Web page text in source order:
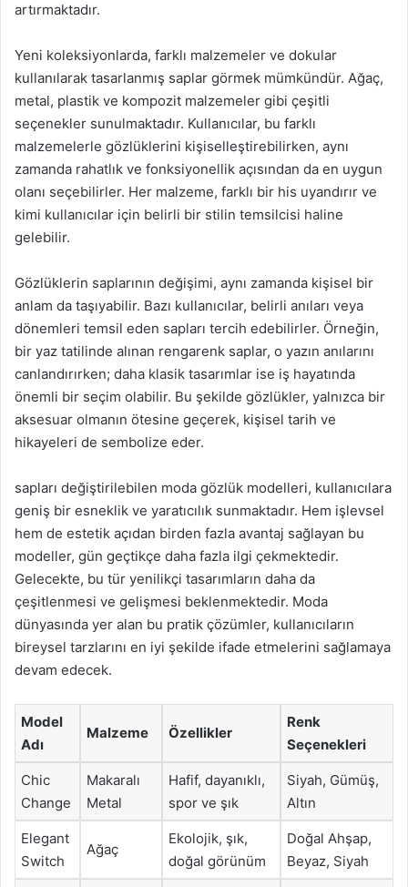
artırmaktadır.
Yeni koleksiyonlarda, farklı malzemeler ve dokular
kullanılarak tasarlanmış saplar görmek mümkündür. Ağaç,
metal, plastik ve kompozit malzemeler gibi çeşitli
seçenekler sunulmaktadır. Kullanıcılar, bu farklı
malzemelerle gözlüklerini kişiselleştirebilirken, aynı
zamanda rahatlık ve fonksiyonellik açısından da en uygun
olanı seçebilirler. Her malzeme, farklı bir his uyandırır ve
kimi kullanıcılar için belirli bir stilin temsilcisi haline
gelebilir.
Gözlüklerin saplarının değişimi, aynı zamanda kişisel bir
anlam da taşıyabilir. Bazı kullanıcılar, belirli anıları veya
dönemleri temsil eden sapları tercih edebilirler. Örneğin,
bir yaz tatilinde alınan rengarenk saplar, o yazın anılarını
canlandırırken; daha klasik tasarımlar ise iş hayatında
önemli bir seçim olabilir. Bu şekilde gözlükler, yalnızca bir
aksesuar olmanın ötesine geçerek, kişisel tarih ve
hikayeleri de sembolize eder.
sapları değiştirilebilen moda gözlük modelleri, kullanıcılara
geniş bir esneklik ve yaratıcılık sunmaktadır. Hem işlevsel
hem de estetik açıdan birden fazla avantaj sağlayan bu
modeller, gün geçtikçe daha fazla ilgi çekmektedir.
Gelecekte, bu tür yenilikçi tasarımların daha da
çeşitlenmesi ve gelişmesi beklenmektedir. Moda
dünyasında yer alan bu pratik çözümler, kullanıcıların
bireysel tarzlarını en iyi şekilde ifade etmelerini sağlamaya
devam edecek.
Model
Adı
Malzeme Özellikler
Renk
Seçenekleri
Chic
Change
Makaralı
Metal
Hafif, dayanıklı,
spor ve şık
Siyah, Gümüş,
Altın
Elegant
Switch
Ağaç
Ekolojik, şık,
doğal görünüm
Doğal Ahşap,
Beyaz, Siyah